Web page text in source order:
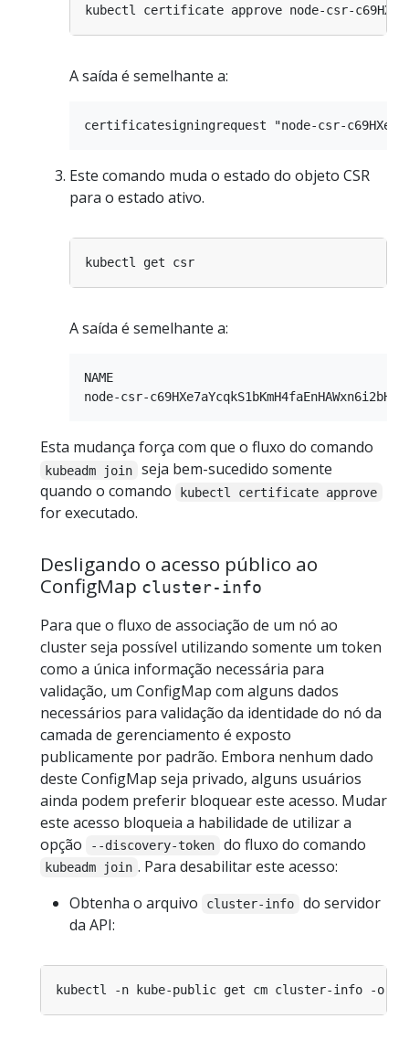
A saída é semelhante a:
Este comando muda o estado do objeto CSR
para o estado ativo.
A saída é semelhante a:
NAME
Esta mudança força com que o fluxo do comando
kubeadm join
seja bem-sucedido somente
quando o comando
kubectl certificate approve
for executado.
Desligando o acesso público ao
ConfigMap cluster-info
Para que o fluxo de associação de um nó ao
cluster seja possível utilizando somente um token
como a única informação necessária para
validação, um ConfigMap com alguns dados
necessários para validação da identidade do nó da
camada de gerenciamento é exposto
publicamente por padrão. Embora nenhum dado
deste ConfigMap seja privado, alguns usuários
ainda podem preferir bloquear este acesso. Mudar
este acesso bloqueia a habilidade de utilizar a
opção
--discovery-token do fluxo do comando
kubeadm join . Para desabilitar este acesso:
Obtenha o arquivo
cluster-info
do servidor
da API:
kubectl -n kube-public get cm cluster-info -o